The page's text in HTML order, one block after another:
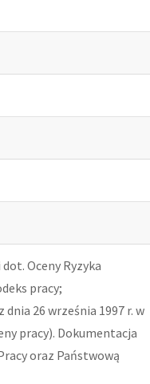
Oceny Ryzyka
pracy;
26 września 1997 r. w
pracy). Dokumentacja
oraz Państwową